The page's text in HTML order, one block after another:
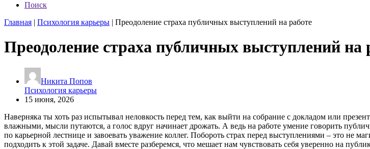
Поиск
Главная | Психология карьеры | Преодоление страха публичных выступлений на работе
Преодоление страха публичных выступлений на
Никита Попов
Психология карьеры
15 июня, 2026
Наверняка ты хоть раз испытывал неловкость перед тем, как выйти на собрание с докладом или
влажными, мысли путаются, а голос вдруг начинает дрожать. А ведь на работе умение говорить
по карьерной лестнице и завоевать уважение коллег. Побороть страх перед выступлениями – это не
подходить к этой задаче. Давай вместе разберемся, что мешает нам чувствовать себя уверенно на